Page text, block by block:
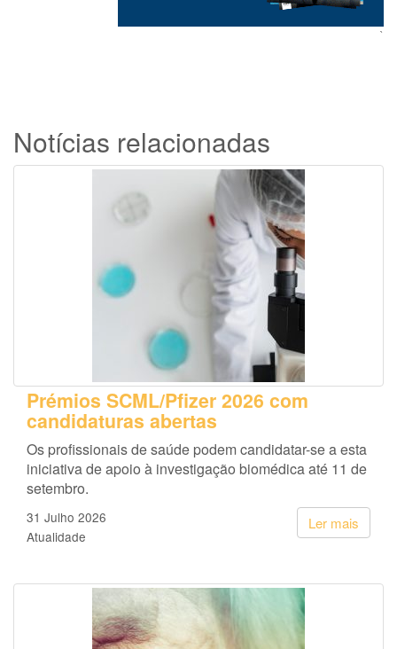
`
Notícias relacionadas
Prémios SCML/Pfizer 2026 com
candidaturas abertas
Os profissionais de saúde podem candidatar-se a esta
iniciativa de apoio à investigação biomédica até 11 de
setembro.
Ler mais
31 Julho 2026
Atualidade